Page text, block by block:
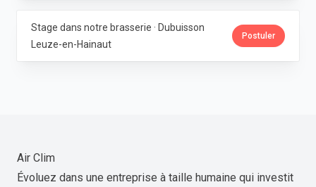
Stage dans notre brasserie · Dubuisson
Leuze-en-Hainaut
Postuler
Air Clim
Évoluez dans une entreprise à taille humaine qui investit